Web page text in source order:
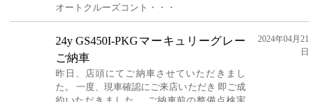
オートクルーズコント・・・
24y GS450I-PKGマーキュリーグレー
ご納車
昨日、店頭にてご納車させていただきまし
た。 一度、現車確認にご来店いただき 即ご成
2024年04月21
日